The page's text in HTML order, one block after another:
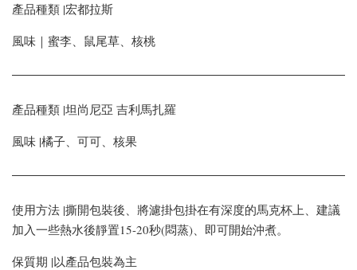
產品種類 |宏都拉斯
風味｜蜜李、鼠尾草、核桃
產品種類 |坦尚尼亞 吉利馬扎羅
風味 |橘子、可可、核果
使用方法 |撕開包裝後、將濾掛包掛在有深度的馬克杯上、建議
加入一些熱水後靜置15-20秒(悶蒸)、即可開始沖煮。
保質期 |以產品包裝為主